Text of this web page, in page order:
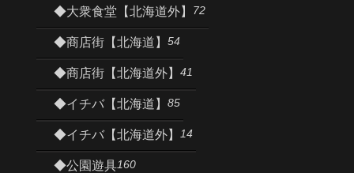
◆大衆食堂【北海道外】 72
◆商店街【北海道】 54
◆商店街【北海道外】 41
◆イチバ【北海道】 85
◆イチバ【北海道外】 14
◆公園遊具160